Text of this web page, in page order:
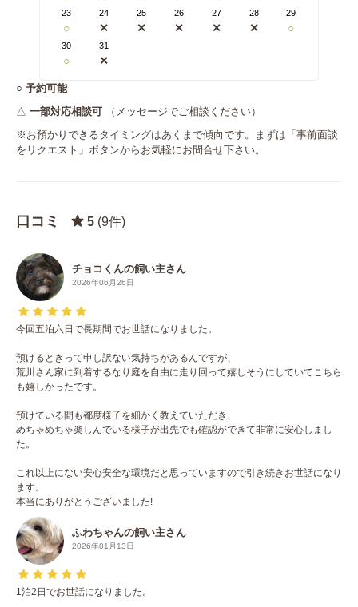
23
○
24
✕
25
✕
26
✕
27
✕
28
✕
29
○
30
○
31
✕
○ 予約可能
△ 一部対応相談可
（メッセージでご相談ください）
※お預かりできるタイミングはあくまで傾向です。まずは「事前面談
をリクエスト」ボタンからお気軽にお問合せ下さい。
口コミ 5 (9件)
チョコくんの飼い主さん
2026年06月26日
今回五泊六日で長期間でお世話になりました。
預けるときって申し訳ない気持ちがあるんですが、
荒川さん家に到着するなり庭を自由に走り回って嬉しそうにしていてこちら
も嬉しかったです。
預けている間も都度様子を細かく教えていただき、
めちゃめちゃ楽しんでいる様子が出先でも確認ができて非常に安心しまし
た。
これ以上にない安心安全な環境だと思っていますので引き続きお世話になり
ます。
本当にありがとうございました!
ふわちゃんの飼い主さん
2026年01月13日
1泊2日でお世話になりました。